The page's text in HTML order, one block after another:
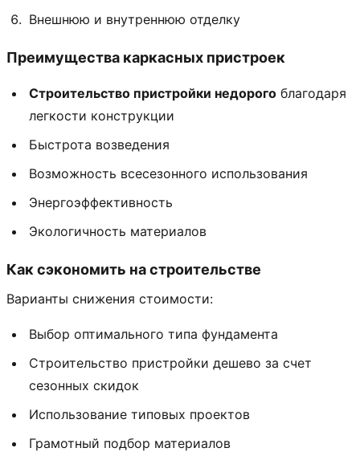
Внешнюю и внутреннюю отделку
Преимущества каркасных пристроек
Строительство пристройки недорого благодаря
легкости конструкции
Быстрота возведения
Возможность всесезонного использования
Энергоэффективность
Экологичность материалов
Как сэкономить на строительстве
Варианты снижения стоимости:
Выбор оптимального типа фундамента
Строительство пристройки дешево за счет
сезонных скидок
Использование типовых проектов
Грамотный подбор материалов